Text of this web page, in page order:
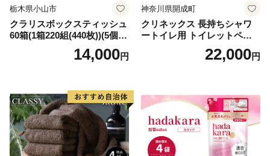
栃木県小山市
クラリスボックスティッシュ
60箱(1箱220組(440枚))(5個入
り×12セット)【1256759】
14,000円
神奈川県開成町
クリネックス 長持ちシャワ
ートイレ用 トイレットペー
パー（ダブル）64ロール(8ロ
ール×8パック) 開成町 トイレ
蓄 防災 エコ 消耗品 生活雑貨
生活用品 無香料 トイレット
ペーパー ダブル といれっと
ぺーぱー トイレ クレシア ト
イレットペーパー [BDBH002
-1]
22,000円